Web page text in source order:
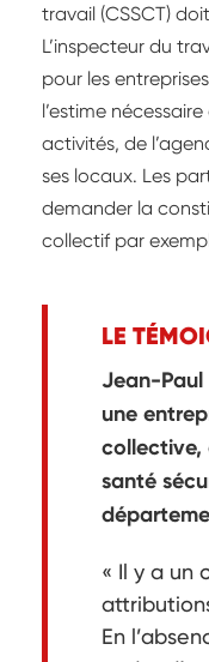
travail (CSSCT)
L’inspecteur du
pour les
l’estime
activités, de
ses locaux. Les
demander la
collectif par
LE
Jean-Paul
une
collective,
santé
« Il y a un
En